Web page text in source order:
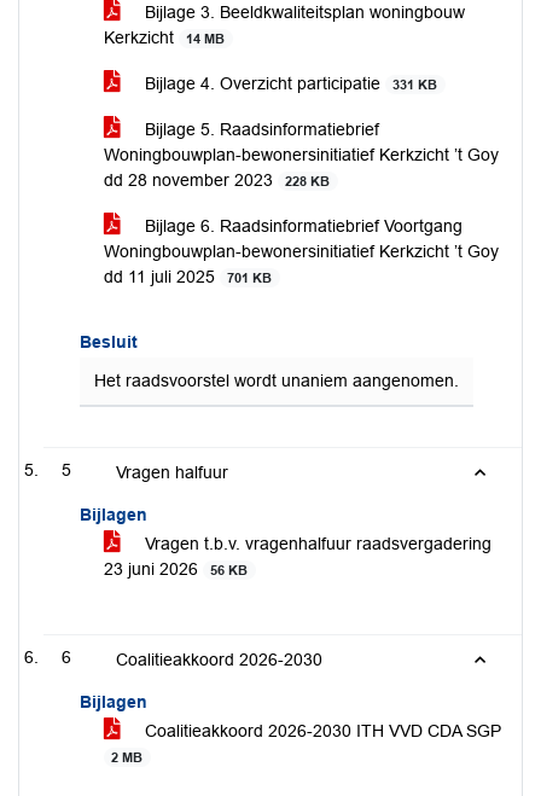
Bijlage 3. Beeldkwaliteitsplan woningbouw
Kerkzicht
14 MB
Bijlage 4. Overzicht participatie 331 KB
Bijlage 5. Raadsinformatiebrief
Woningbouwplan-bewonersinitiatief Kerkzicht ’t Goy
dd 28 november 2023
228 KB
Bijlage 6. Raadsinformatiebrief Voortgang
Woningbouwplan-bewonersinitiatief Kerkzicht ’t Goy
dd 11 juli 2025
701 KB
Besluit
Het raadsvoorstel wordt unaniem aangenomen.
5 Vragen halfuur
Bijlagen
Vragen t.b.v. vragenhalfuur raadsvergadering
23 juni 2026
56 KB
6 Coalitieakkoord 2026-2030
Bijlagen
Coalitieakkoord 2026-2030 ITH VVD CDA SGP
2 MB